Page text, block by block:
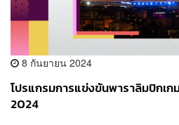
8 กันยายน 2024
โปรแกรมการแข่งขันพาราลิมปิกเ
2024